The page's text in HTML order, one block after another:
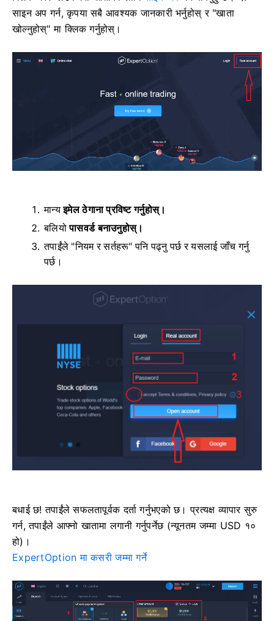
साइन अप गर्न, कृपया सबै आवश्यक जानकारी भर्नुहोस् र "खाता
खोल्नुहोस्" मा क्लिक गर्नुहोस्।
मान्यइमेल ठेगाना प्रविष्ट गर्नुहोस्।
बलियोपासवर्ड बनाउनुहोस्।
तपाईंले "नियम र सर्तहरू" पनि पढ्नु पर्छ र यसलाई जाँच गर्नु
पर्छ।
बधाई छ! तपाईंले सफलतापूर्वक दर्ता गर्नुभएको छ। प्रत्यक्ष व्यापार सुरु
गर्न, तपाईंले आफ्नो खातामा लगानी गर्नुपर्नेछ (न्यूनतम जम्मा USD १०
हो)।
ExpertOption मा कसरी जम्मा गर्ने